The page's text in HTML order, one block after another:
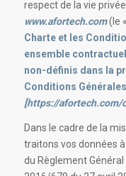
respect de la vie
www.afortech.com(le «
Charte et les
ensemble
non-définis dans la
Conditions
[https://
Dans le cadre de la
traitons vos données
du Règlement